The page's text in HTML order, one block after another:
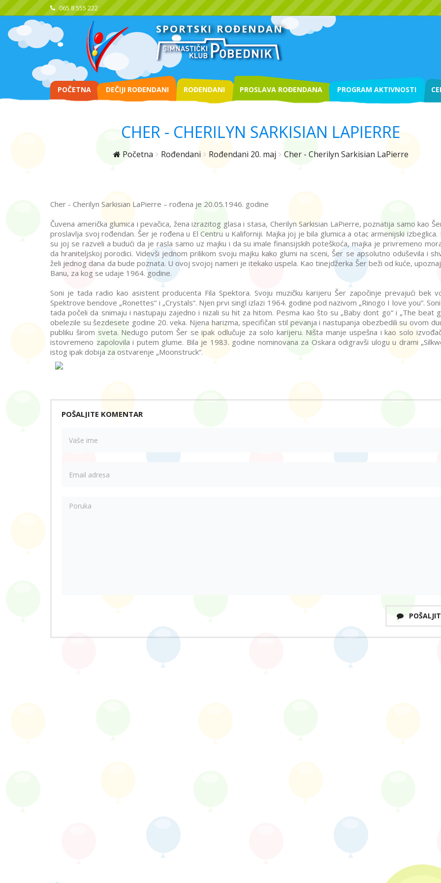
065 8 555 222
SPORTSKI ROĐENDAN
POČETNA DEČIJI ROĐENDANI ROĐENDANI PROSLAVA ROĐENDANA PROGRAM AKTIVNOSTI
CHER - CHERILYN SARKISIAN LAPIERRE
Početna Rođendani Rođendani 20. maj Cher - Cherilyn Sarkisian LaPierre
Cher - Cherilyn Sarkisian LaPierre – rođena je 20.05.1946. godine
Čuvena američka glumica i pevačica, žena izrazitog glasa i stasa, Cherilyn Sarkisian LaPierre, poznatija samo kao
proslavlja svoj rođendan. Šer je rođena u El Centru u Kaliforniji. Majka joj je bila glumica a otac armenijski izbeglica.
su joj se razveli a budući da je rasla samo uz majku i da su imale finansijskih poteškoća, majka je privremeno
da hraniteljskoj porodici. Videvši jednom prilikom svoju majku kako glumi na sceni, Šer se apsolutno oduševila i
želi jednog dana da bude poznata. U ovoj svojoj nameri je itekako uspela. Kao tinejdžerka Šer beži od kuće,
Banu, za kog se udaje 1964. godine.
Soni je tada radio kao asistent producenta Fila Spektora. Svoju muzičku karijeru Šer započinje prevajući bek
Spektrove bendove „Ronettes“ i „Crystals“. Njen prvi singl izlazi 1964. godine pod nazivom „Rinogo I love you“.
tada počeli da snimaju i nastupaju zajedno i nizali su hit za hitom. Pesma kao što su „Baby dont go“ i „The beat
obelezile su šezdesete godine 20. veka. Njena harizma, specifičan stil pevanja i nastupanja obezbedili su ovom
publiku širom sveta. Nedugo putom Šer se ipak odlučuje za solo karijeru. Ništa manje uspešna i kao solo
istovremeno zapolovila i putem glume. Bila je 1983. godine nominovana za Oskara odigravši ulogu u drami
istog ipak dobija za ostvarenje „Moonstruck“.
POŠALJITE KOMENTAR